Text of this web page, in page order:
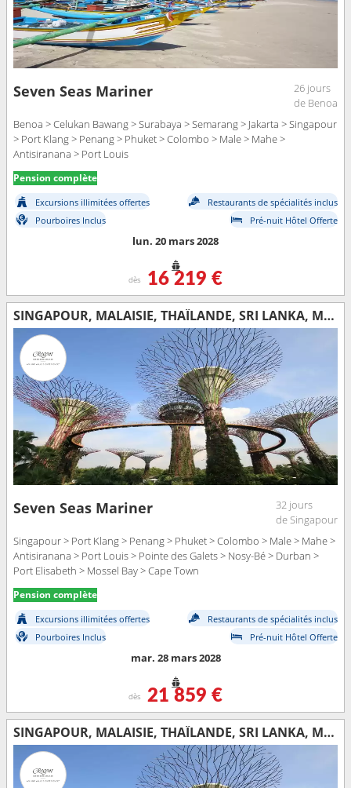
Seven Seas Mariner
26 jours
de Benoa
Benoa > Celukan Bawang > Surabaya > Semarang > Jakarta > Singapour
> Port Klang > Penang > Phuket > Colombo > Male > Mahe >
Antisiranana > Port Louis
Pension complète
Excursions illimitées offertes
Restaurants de spécialités inclus
Pourboires Inclus
Pré-nuit Hôtel Offerte
lun. 20 mars 2028
dès 16 219 €
SINGAPOUR, MALAISIE, THAÏLANDE, SRI LANKA, MALDIVES, SEYCHELLES, MAURICE, FRANCE, MADAGASCAR, AFRIQUE DU SUD
Seven Seas Mariner
32 jours
de Singapour
Singapour > Port Klang > Penang > Phuket > Colombo > Male > Mahe >
Antisiranana > Port Louis > Pointe des Galets > Nosy-Bé > Durban >
Port Elisabeth > Mossel Bay > Cape Town
Pension complète
Excursions illimitées offertes
Restaurants de spécialités inclus
Pourboires Inclus
Pré-nuit Hôtel Offerte
mar. 28 mars 2028
dès 21 859 €
SINGAPOUR, MALAISIE, THAÏLANDE, SRI LANKA, MALDIVES, INDE, EMIRATS ARABES UNIS, OMAN, ARABIE SAOUDITE, EGYPTE, JORDANIE, ISRAËL, GRÈCE, ITALIE